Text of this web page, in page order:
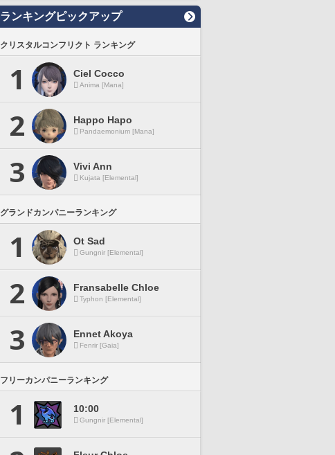
ランキングピックアップ
クリスタルコンフリクト ランキング
1 Ciel Cocco
Anima [Mana]
2 Happo Hapo
Pandaemonium [Mana]
3 Vivi Ann
Kujata [Elemental]
グランドカンパニーランキング
1 Ot Sad
Gungnir [Elemental]
2 Fransabelle Chloe
Typhon [Elemental]
3 Ennet Akoya
Fenrir [Gaia]
フリーカンパニーランキング
1 10:00
Gungnir [Elemental]